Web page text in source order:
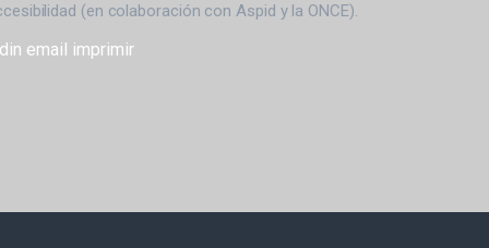
(en colaboración con Aspid y la ONCE).
email imprimir